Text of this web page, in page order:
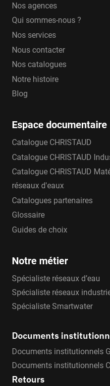
Nos agences
Qui sommes-nous ?
Nos services
Nous contacter
Nos catalogues
Notre histoire
Blog
Espace documentaire
Catalogue CHRISTAUD
Catalogue CHRISTAUD
Catalogue CHRISTAUD
réseaux d'eaux
Catalogues partenaires
Glossaire
Guides de choix
Notre métier
Spécialiste réseaux d’eau
Spécialiste réseaux
Spécialiste Smartwater
Documents
Documents institutionnels
Documents institutionnels
Retours